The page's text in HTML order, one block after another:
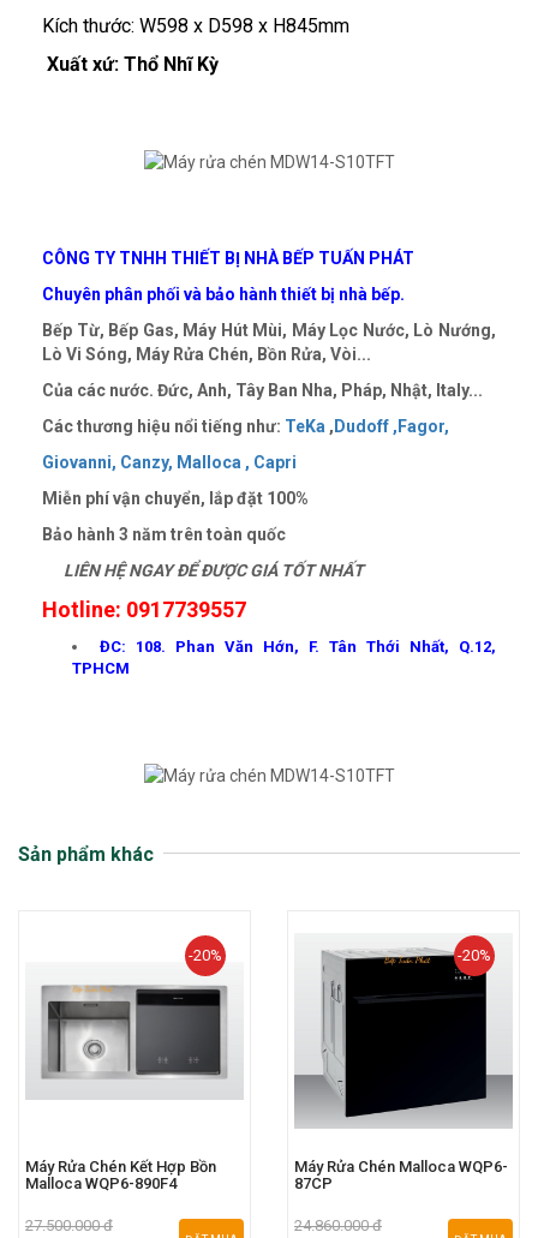
Kích thước: W598 x D598 x H845mm
Xuất xứ: Thổ Nhĩ Kỳ
CÔNG TY TNHH THIẾT BỊ NHÀ BẾP TUẤN PHÁT
Chuyên phân phối và bảo hành thiết bị nhà bếp.
Bếp Từ, Bếp Gas, Máy Hút Mùi, Máy Lọc Nước, Lò Nướng,
Lò Vi Sóng, Máy Rửa Chén, Bồn Rửa, Vòi...
Của các nước. Đức, Anh, Tây Ban Nha, Pháp, Nhật, Italy...
Các thương hiệu nổi tiếng như: TeKa ,Dudoff ,Fagor,
Giovanni, Canzy, Malloca , Capri
Miễn phí vận chuyển, lắp đặt 100%
Bảo hành 3 năm trên toàn quốc
LIÊN HỆ NGAY ĐỂ ĐƯỢC GIÁ TỐT NHẤT
Hotline: 0917739557
ĐC: 108. Phan Văn Hớn, F. Tân Thới Nhất, Q.12,
TPHCM
Sản phẩm khác
-20%
Máy Rửa Chén Kết Hợp Bồn
Malloca WQP6-890F4
27.500.000 đ
-20%
Máy Rửa Chén Malloca WQP6-
87CP
24.860.000 đ